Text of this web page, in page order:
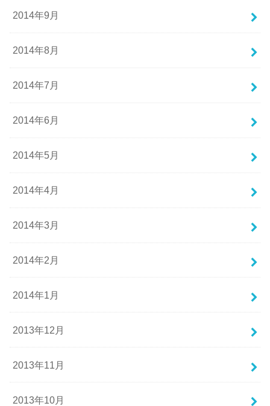
2014年9月
2014年8月
2014年7月
2014年6月
2014年5月
2014年4月
2014年3月
2014年2月
2014年1月
2013年12月
2013年11月
2013年10月